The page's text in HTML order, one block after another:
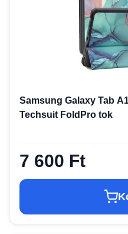
Samsung Galaxy Tab
Techsuit FoldPro tok
7 600 Ft